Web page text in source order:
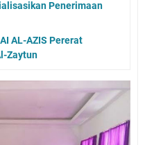
Penerimaan
AL-AZIS Pererat
Zaytun